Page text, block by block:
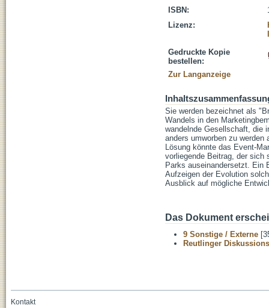
ISBN:
Lizenz:
Gedruckte Kopie
bestellen:
Zur Langanzeige
Sie werden bezeichnet als
Wandels in den
wandelnde Gesellschaft, die
anders umworben zu
Lösung könnte das Event-
vorliegende Beitrag, der sich
Parks auseinandersetzt. Ein
Aufzeigen der Evolution
Ausblick auf mögliche
Das Dokument
9 Sonstige / Externe
Reutlinger
Kontakt